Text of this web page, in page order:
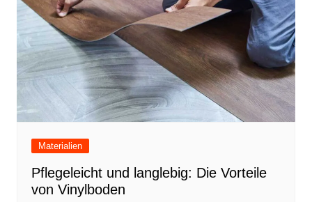
Materialien
Pflegeleicht und langlebig: Die Vorteile
von Vinylboden